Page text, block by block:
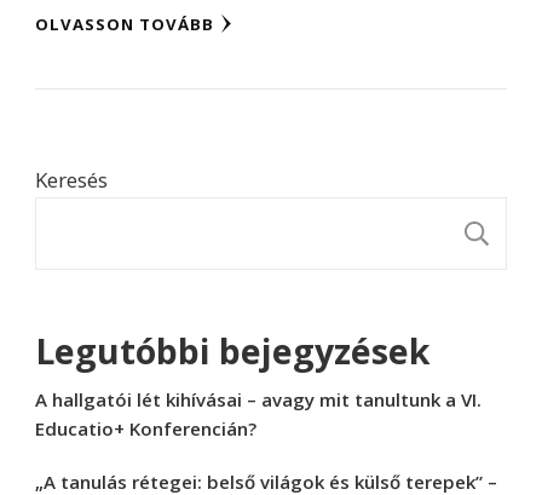
OLVASSON TOVÁBB
Keresés
Legutóbbi bejegyzések
A hallgatói lét kihívásai – avagy mit tanultunk a VI.
Educatio+ Konferencián?
„A tanulás rétegei: belső világok és külső terepek” –